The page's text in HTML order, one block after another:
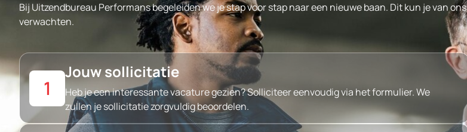
Bij Uitzendbureau Performans begeleiden we je stap voor stap naar een nieuwe baan. Dit kun je van ons
verwachten.
1
Jouw sollicitatie
Heb je een interessante vacature gezien? Solliciteer eenvoudig via het formulier. We
zullen je sollicitatie zorgvuldig beoordelen.